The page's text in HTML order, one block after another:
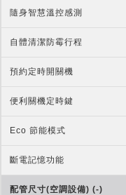
隨身智慧溫控感測
自體清潔防霉行程
預約定時開關機
便利關機定時鍵
Eco 節能模式
斷電記憶功能
配管尺寸(空調設備) (-)